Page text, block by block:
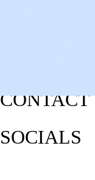
CONTACT
SOCIALS